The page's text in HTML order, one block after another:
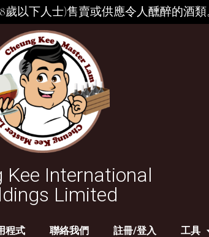
以下人士)售賣或供應令人醺醉的酒類
Kee International
Limited
程式 聯絡我們 註冊/登入 工具